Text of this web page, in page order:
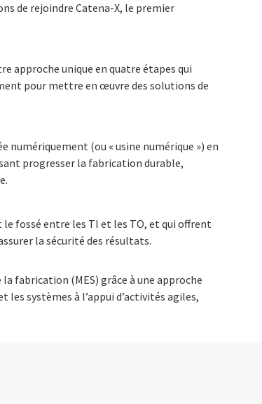
de rejoindre Catena-X, le premier
approche unique en quatre étapes qui
pour mettre en œuvre des solutions de
(ou « usine numérique ») en
progresser la fabrication durable,
fossé entre les TI et les TO, et qui offrent
la sécurité des résultats.
fabrication (MES) grâce à une approche
les systèmes à l’appui d’activités agiles,